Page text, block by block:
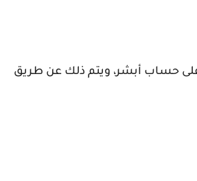
حساب أبشر، ويتم ذلك عن طريق